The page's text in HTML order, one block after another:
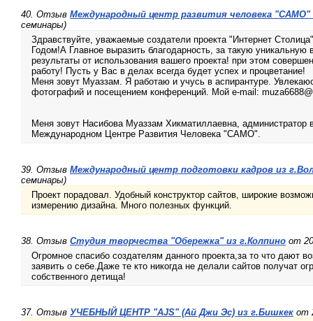
40. Отзыв Международный центр развития человека "САМО"
семинары)
Здравствуйте, уважаемые создатели проекта "Интернет
Годом!А Главное выразить благодарность, за такую уникальную
результаты от использования вашего проекта! при этом
работу! Пусть у Вас в делах всегда будет успех и процветание!
Меня зовут Муаззам. Я работаю и учусь в аспирантуре.
фотографий и посещением конференций. Мой e-mail:
Меня зовут Насибова Муаззам Хикматиллаевна, администратор
Международном Центре Развития Человека "САМО".
39. Отзыв Международный центр подготовки кадров из
семинары)
Проект порадовал. Удобный конструктор сайтов, широкие
измерению дизайна. Много полезных функций.
38. Отзыв Студия творчества "Обережка" из г.Колпино от
Огромное спасибо создателям данного проекта,за то что дают
заявить о себе.Даже те кто никогда не делали сайтов получат
собственного детища!
37. Отзыв УЧЕБНЫЙ ЦЕНТР "AJS" (Ай Джи Эс) из г.Бишкек от